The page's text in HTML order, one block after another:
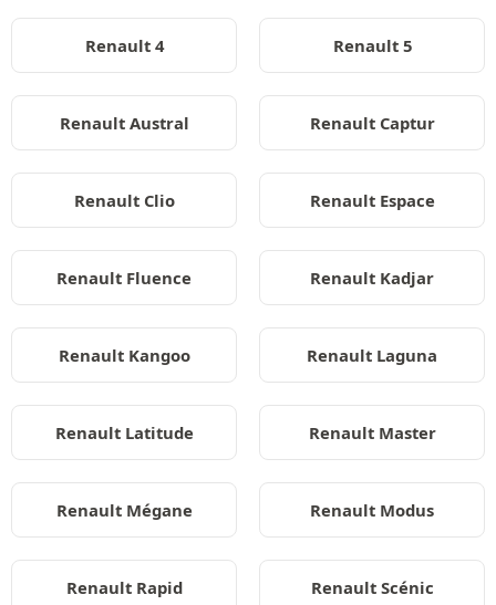
Renault 4 Renault 5
Renault Austral Renault Captur
Renault Clio Renault Espace
Renault Fluence Renault Kadjar
Renault Kangoo Renault Laguna
Renault Latitude Renault Master
Renault Mégane Renault Modus
Renault Rapid Renault Scénic